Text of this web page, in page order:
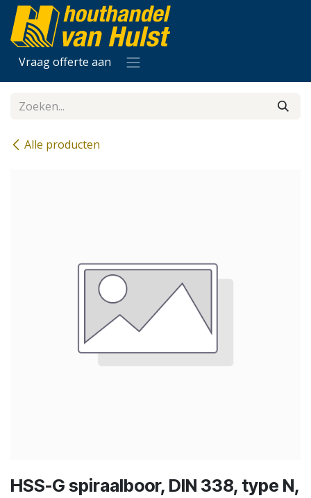
Overslaan naar inhoud
Vraag offerte aan
Alle producten
HSS-G spiraalboor, DIN 338, type N,